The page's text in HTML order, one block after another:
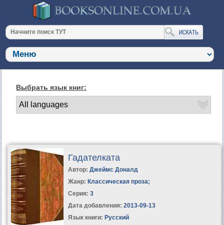
Выбрать язык книг:
Гадателката
Автор: Джеймс Доналд
Жанр: Классическая проза;
Серия: 3
Дата добавления: 2013-09-13
Язык книги: Русский